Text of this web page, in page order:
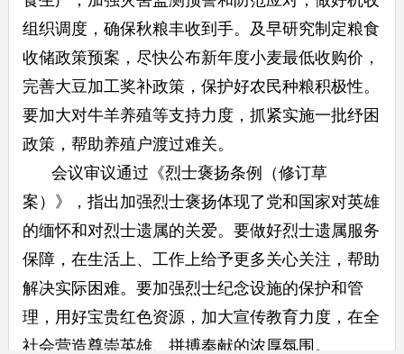
组织调度，确保秋粮丰收到手。及早研究制定粮食
收储政策预案，尽快公布新年度小麦最低收购价，
完善大豆加工奖补政策，保护好农民种粮积极性。
要加大对牛羊养殖等支持力度，抓紧实施一批纾困
政策，帮助养殖户渡过难关。
会议审议通过《烈士褒扬条例（修订草
案）》，指出加强烈士褒扬体现了党和国家对英雄
的缅怀和对烈士遗属的关爱。要做好烈士遗属服务
保障，在生活上、工作上给予更多关心关注，帮助
解决实际困难。要加强烈士纪念设施的保护和管
理，用好宝贵红色资源，加大宣传教育力度，在全
社会营造尊崇英雄、拼搏奉献的浓厚氛围。